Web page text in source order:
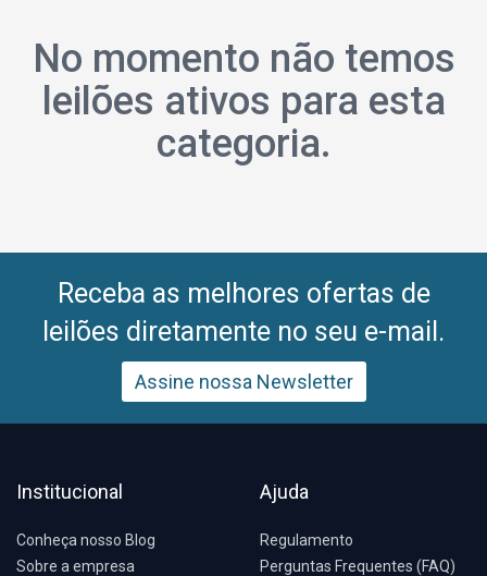
No momento não temos
leilões ativos para esta
categoria.
Receba as melhores ofertas de
leilões diretamente no seu e-mail.
Assine nossa Newsletter
Institucional
Conheça nosso Blog
Sobre a empresa
Ajuda
Regulamento
Perguntas Frequentes (FAQ)